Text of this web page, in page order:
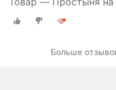
Больше